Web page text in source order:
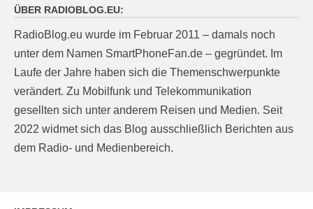
ÜBER RADIOBLOG.EU:
RadioBlog.eu wurde im Februar 2011 – damals noch
unter dem Namen SmartPhoneFan.de – gegründet. Im
Laufe der Jahre haben sich die Themenschwerpunkte
verändert. Zu Mobilfunk und Telekommunikation
gesellten sich unter anderem Reisen und Medien. Seit
2022 widmet sich das Blog ausschließlich Berichten aus
dem Radio- und Medienbereich.